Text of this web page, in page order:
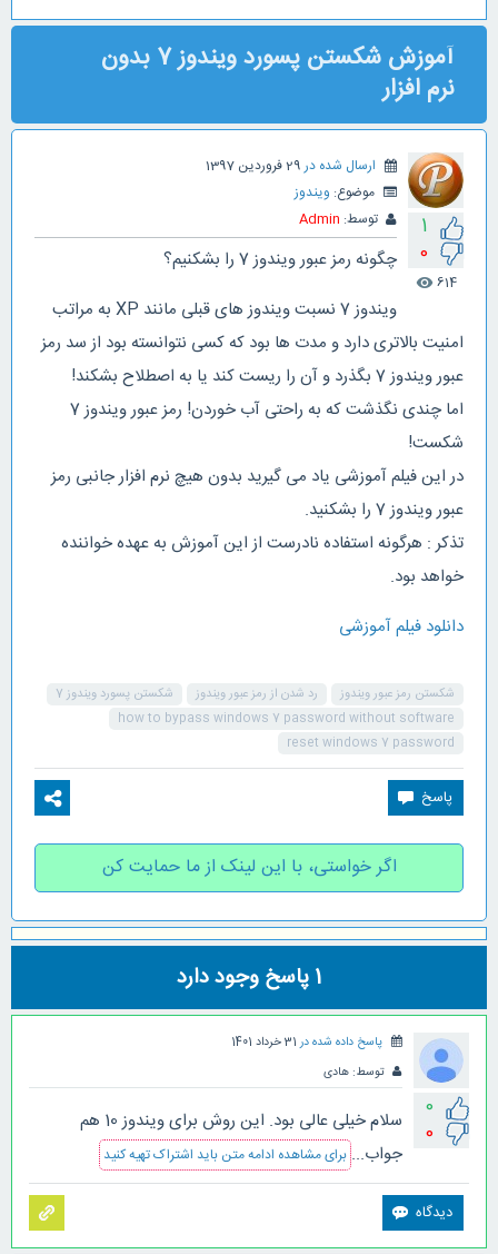
آموزش شکستن پسورد ویندوز 7 بدون
نرم افزار
1
0
614
visibility
ارسال شده در 29 فروردین 1397
موضوع: ویندوز
توسط: Admin
چگونه رمز عبور ویندوز 7 را بشکنیم؟
ویندوز 7 نسبت ویندوز های قبلی مانند XP به مراتب
امنیت بالاتری دارد و مدت ها بود که کسی نتوانسته بود از سد رمز
عبور ویندوز 7 بگذرد و آن را ریست کند یا به اصطلاح بشکند!
اما چندی نگذشت که به راحتی آب خوردن! رمز عبور ویندوز 7
شکست!
در این فیلم آموزشی یاد می گیرید بدون هیچ نرم افزار جانبی رمز
عبور ویندوز 7 را بشکنید.
تذکر : هرگونه استفاده نادرست از این آموزش به عهده خواننده
خواهد بود.
دانلود فیلم آموزشی
شکستن رمز عبور ویندوز رد شدن از رمز عبور ویندوز
شکستن پسورد ویندوز 7
how to bypass windows 7 password without software
reset windows 7 password
اگر خواستی، با این لینک از ما حمایت کن
1پاسخ وجود دارد
0
0
پاسخ داده شده در 31 خرداد 1401
توسط: هادی
سلام خیلی عالی بود. این روش برای ویندوز 10 هم
جواب... برای مشاهده ادامه متن باید اشتراک تهیه کنید